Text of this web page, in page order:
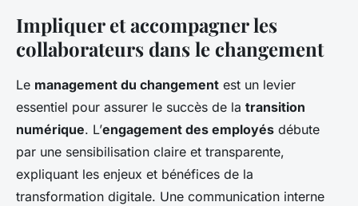
Impliquer et accompagner les
collaborateurs dans le changement
Le management du changement est un levier
essentiel pour assurer le succès de la transition
numérique. L’engagement des employés débute
par une sensibilisation claire et transparente,
expliquant les enjeux et bénéfices de la
transformation digitale. Une communication interne